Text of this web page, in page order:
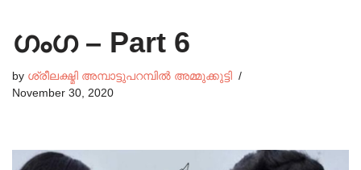
ഗംഗ – Part 6
by ശ്രീലക്ഷ്മി അമ്പാട്ടുപറമ്പിൽ അമ്മുക്കുട്ടി
November 30, 2020